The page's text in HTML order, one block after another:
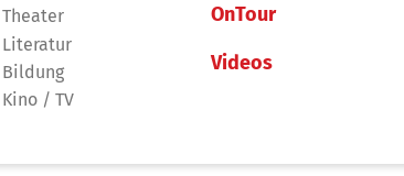
Theater
Literatur
Bildung
Kino / TV
OnTour
Videos